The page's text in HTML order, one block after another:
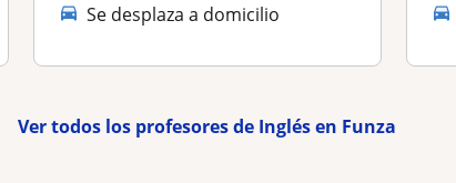
Se desplaza a domicilio
Ver todos los profesores de Inglés en Funza